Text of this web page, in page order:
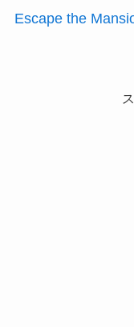
Escape the